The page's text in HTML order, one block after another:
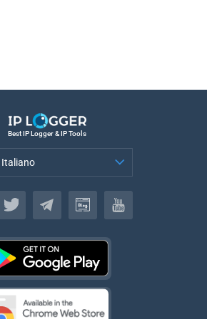
Best IP Logger & IP Tools
Italiano
Italiano